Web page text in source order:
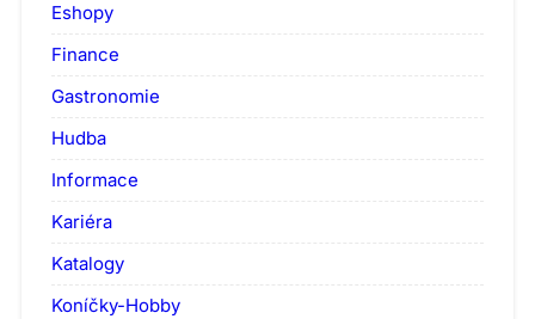
Eshopy
Finance
Gastronomie
Hudba
Informace
Kariéra
Katalogy
Koníčky-Hobby